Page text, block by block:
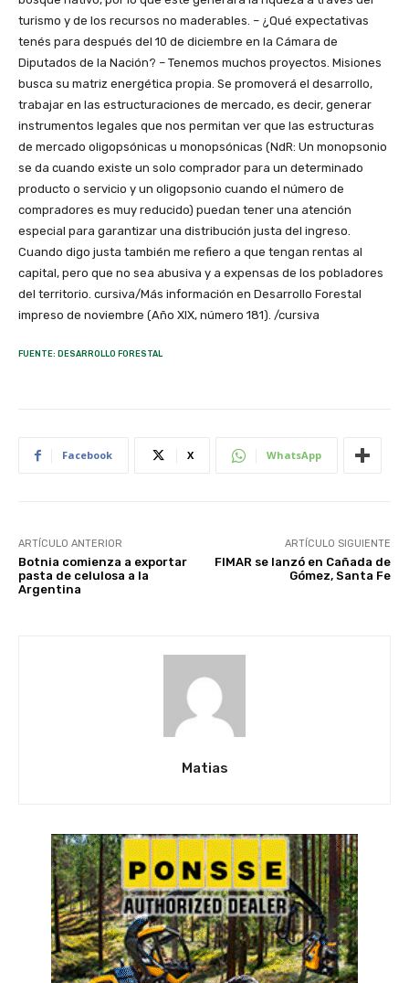
turismo y de los recursos no maderables. – ¿Qué expectativas
tenés para después del 10 de diciembre en la Cámara de
Diputados de la Nación? – Tenemos muchos proyectos. Misiones
busca su matriz energética propia. Se promoverá el desarrollo,
trabajar en las estructuraciones de mercado, es decir, generar
instrumentos legales que nos permitan ver que las estructuras
de mercado oligopsónicas u monopsónicas (NdR: Un monopsonio
se da cuando existe un solo comprador para un determinado
producto o servicio y un oligopsonio cuando el número de
compradores es muy reducido) puedan tener una atención
especial para garantizar una distribución justa del ingreso.
Cuando digo justa también me refiero a que tengan rentas al
capital, pero que no sea abusiva y a expensas de los pobladores
del territorio. cursiva/Más información en Desarrollo Forestal
impreso de noviembre (Año XIX, número 181). /cursiva
FUENTE: DESARROLLO FORESTAL
Facebook X WhatsApp
ARTÍCULO ANTERIOR
Botnia comienza a exportar
pasta de celulosa a la
Argentina
ARTÍCULO SIGUIENTE
FIMAR se lanzó en Cañada de
Gómez, Santa Fe
Matias